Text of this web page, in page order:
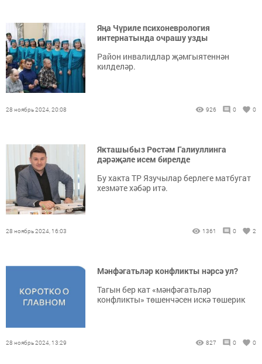
Яңа Чүриле психоневрология
интернатында очрашу узды
Район инвалидлар җәмгыятеннән
килделәр.
28 ноябрь 2024, 20:08 926 0 0
Якташыбыз Рөстәм Галиуллинга
дәрәҗәле исем бирелде
Бу хакта ТР Язучылар берлеге матбугат
хезмәте хәбәр итә.
28 ноябрь 2024, 16:03 1361 0 2
Мәнфәгатьләр конфликты нәрсә ул?
Тагын бер кат «мәнфәгатьләр
конфликты» төшенчәсен искә төшерик
28 ноябрь 2024, 13:29 827 0 0